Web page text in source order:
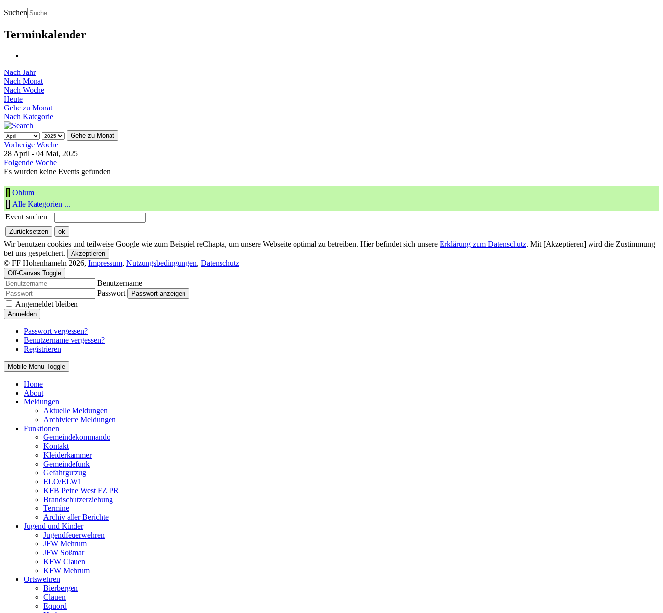
Suchen
Terminkalender
Nach Jahr
Nach Monat
Nach Woche
Heute
Gehe zu Monat
Nach Kategorie
Gehe zu Monat
Vorherige Woche
28 April - 04 Mai, 2025
Folgende Woche
Es wurden keine Events gefunden
Ohlum
Alle Kategorien ...
Event suchen
Wir benutzen cookies und teilweise Google wie zum Beispiel reChapta, um unsere Webseite optimal zu betreiben. Hier befindet sich unsere Erklärung zum Datenschutz. Mit [Akzeptieren] wird die Zustimmung
bei uns gespeichert.
Akzeptieren
© FF Hohenhameln 2026, Impressum, Nutzungsbedingungen, Datenschutz
Off-Canvas Toggle
Benutzername
Passwort
Passwort anzeigen
Angemeldet bleiben
Anmelden
Passwort vergessen?
Benutzername vergessen?
Registrieren
Mobile Menu Toggle
Home
About
Meldungen
Aktuelle Meldungen
Archivierte Meldungen
Funktionen
Gemeindekommando
Kontakt
Kleiderkammer
Gemeindefunk
Gefahrgutzug
ELO/ELW1
KFB Peine West FZ PR
Brandschutzerziehung
Termine
Archiv aller Berichte
Jugend und Kinder
Jugendfeuerwehren
JFW Mehrum
JFW Soßmar
KFW Clauen
KFW Mehrum
Ortswehren
Bierbergen
Clauen
Equord